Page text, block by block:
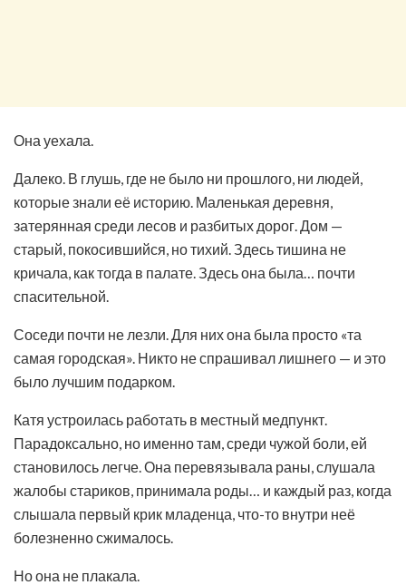
Она уехала.
Далеко. В глушь, где не было ни прошлого, ни людей,
которые знали её историю. Маленькая деревня,
затерянная среди лесов и разбитых дорог. Дом —
старый, покосившийся, но тихий. Здесь тишина не
кричала, как тогда в палате. Здесь она была… почти
спасительной.
Соседи почти не лезли. Для них она была просто «та
самая городская». Никто не спрашивал лишнего — и это
было лучшим подарком.
Катя устроилась работать в местный медпункт.
Парадоксально, но именно там, среди чужой боли, ей
становилось легче. Она перевязывала раны, слушала
жалобы стариков, принимала роды… и каждый раз, когда
слышала первый крик младенца, что-то внутри неё
болезненно сжималось.
Но она не плакала.